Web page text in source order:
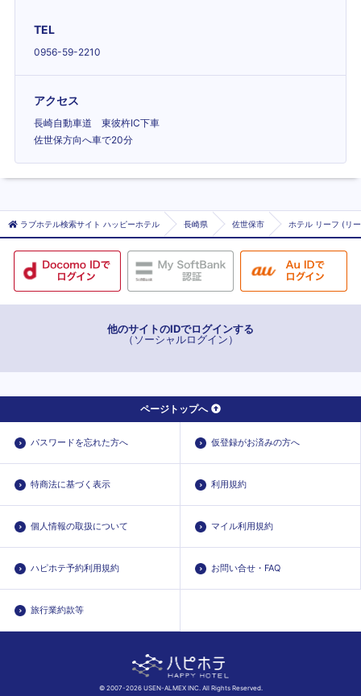
TEL
0956-59-2210
アクセス
長崎自動車道 東彼杵IC下車
佐世保方向へ車で20分
ラブホテル検索サイト ハッピーホテル 長崎県 佐世保市 ホテル リーフ (リ
他のサイトのIDでログインする
（ソーシャルログイン）
ページトップへ
パスワードを忘れた方へ 仮登録がお済みの方へ
特商法に基づく表示 利用規約
個人情報の取扱について マイル利用規約
ハピホテ予約利用規約 お問い合せ・FAQ
旅行業約款等
© 2007-2026 USEN-ALMEX INC. All Rights Reserved.